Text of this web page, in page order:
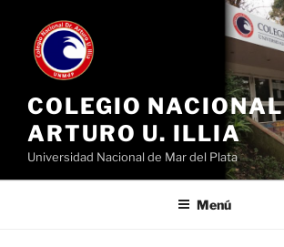
contenido
COLEGIO NACIONAL
ARTURO U. ILLIA
Universidad Nacional de Mar del Plata
Menú